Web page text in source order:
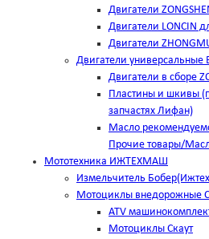
Двигатели
Двигатели LONCIN
Двигатели
Двигатели универсальные
Двигатели в сборе
Пластины и шкивы
запчастях Лифан)
Масло
Прочие товары/
Мототехника ИЖТЕХМАШ
Измельчитель
Мотоциклы внедорожные
ATV
Мотоциклы Скаут